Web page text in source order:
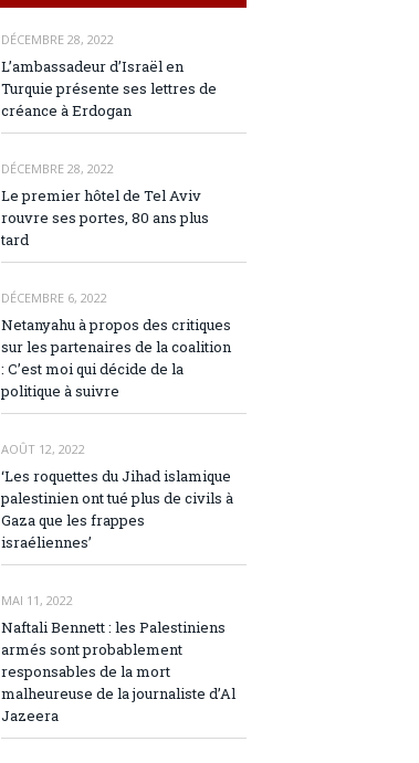
DÉCEMBRE 28, 2022
L’ambassadeur d’Israël en
Turquie présente ses lettres de
créance à Erdogan
DÉCEMBRE 28, 2022
Le premier hôtel de Tel Aviv
rouvre ses portes, 80 ans plus
tard
DÉCEMBRE 6, 2022
Netanyahu à propos des critiques
sur les partenaires de la coalition
: C’est moi qui décide de la
politique à suivre
AOÛT 12, 2022
‘Les roquettes du Jihad islamique
palestinien ont tué plus de civils à
Gaza que les frappes
israéliennes’
MAI 11, 2022
Naftali Bennett : les Palestiniens
armés sont probablement
responsables de la mort
malheureuse de la journaliste d’Al
Jazeera